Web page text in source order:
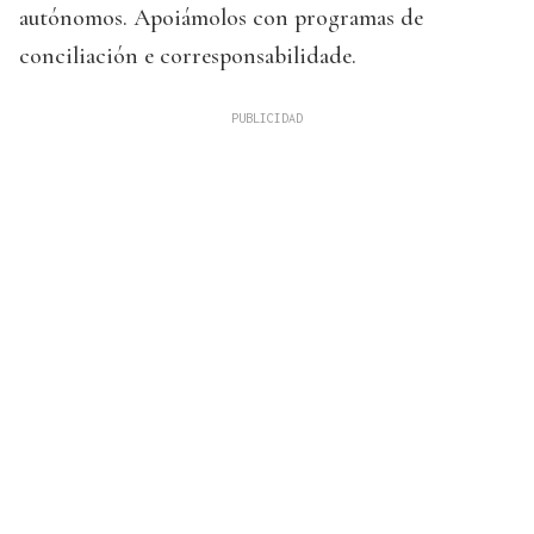
autónomos. Apoiámolos con programas de
conciliación e corresponsabilidade.